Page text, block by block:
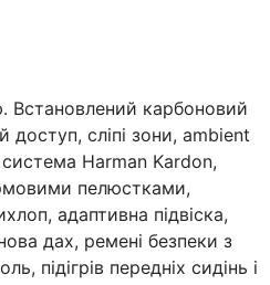
Встановлений карбоновий
сліпі зони, ambient
система Harman Kardon,
пелюстками,
адаптивна підвіска,
дах, ремені безпеки з
підігрів передніх сидінь і